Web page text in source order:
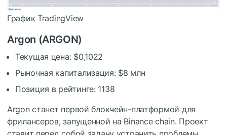
График TradingView
Argon (ARGON)
Текущая цена: $0,1022
Рыночная капитализация: $8 млн
Позиция в рейтинге: 1138
Argon станет первой блокчейн-платформой для
фрилансеров, запущенной на Binance chain. Проект